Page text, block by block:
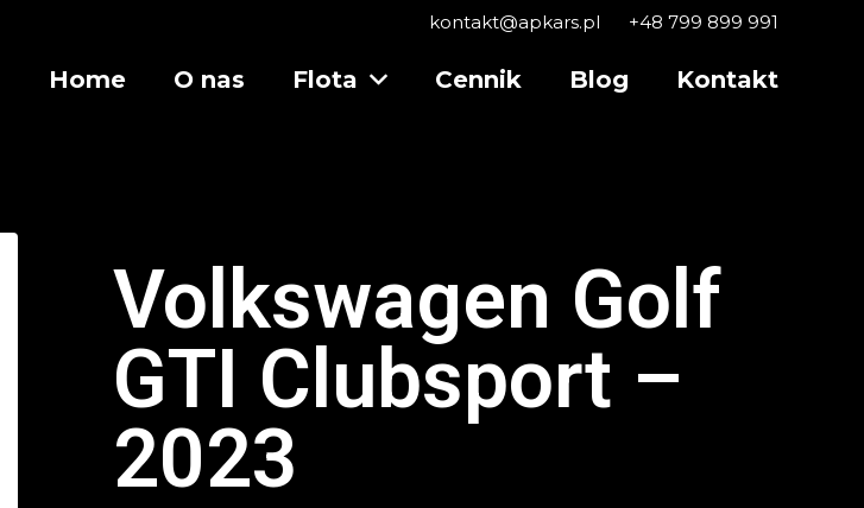
kontakt@apkars.pl +48 799 899 991
Home O nas Flota Cennik Blog Kontakt
Volkswagen Golf
GTI Clubsport –
2023